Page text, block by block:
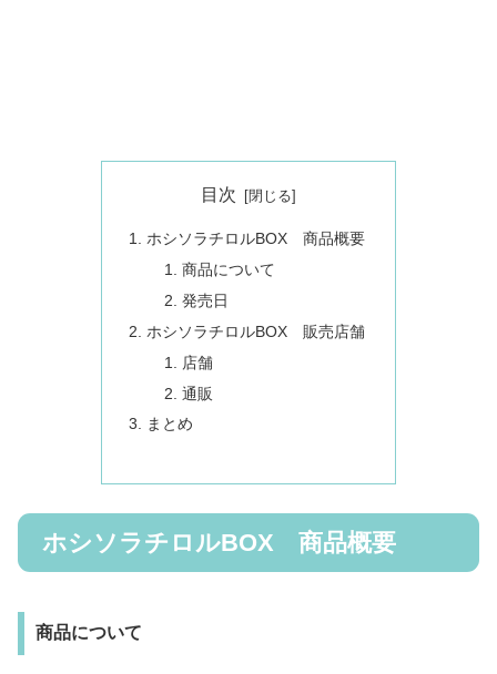
目次
ホシソラチロルBOX 商品概要
商品について
発売日
ホシソラチロルBOX 販売店舗
店舗
通販
まとめ
ホシソラチロルBOX 商品概要
商品について